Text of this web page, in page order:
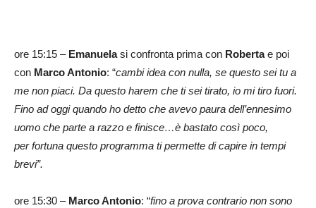
ore 15:15 – Emanuelasi confronta prima con Robertae poi
con Marco Antonio: “cambi idea con nulla, se questo sei tu a
me non piaci. Da questo harem che ti sei tirato, io mi tiro fuori.
Fino ad oggi quando ho detto che avevo paura dell’ennesimo
uomo che parte a razzo e finisce…è bastato così poco,
perfortuna questo programma ti permette di capire in tempi
brevi”.
ore 15:30 – Marco Antonio: “fino a prova contrario non sono